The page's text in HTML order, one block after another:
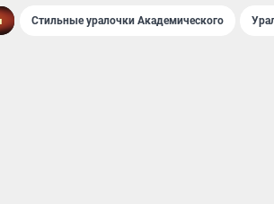
Стильные уралочки Академического